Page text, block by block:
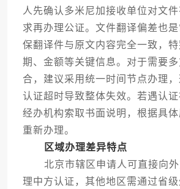
人先确认多米尼加接收单位对文
求再办理公证。文件翻译偏差也
保翻译件与原文内容完全一致，特
期、金额等关键信息。对于需要
合，建议采用统一时间节点办理
认证超时导致整体失效。若遇认
经办机构索取书面说明，根据具
重新办理。
区域办理差异特点
北京市辖区申请人可直接向外
理中方认证，其他地区需通过省